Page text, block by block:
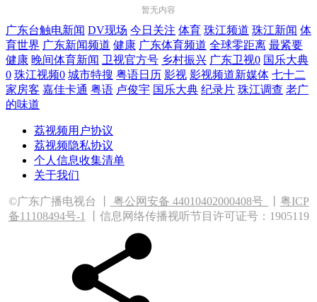
暂无内容
广东台触电新闻 DV现场 今日关注 体育 珠江频道 珠江新闻 体
育世界 广东新闻频道 健康 广东体育频道 全球零距离 最紧要
健康 晚间体育新闻 卫视官方号 乡村振兴 广东卫视0 国乐大典
0 珠江视频0 城市特搜 粤语日历 影视 影视频道新媒体 七十二
家房客 嘉佳卡通 粤语 卢俊宇 国乐大典 纪录片 珠江调查 老广
的味道
荔视频用户协议
荔视频隐私协议
个人信息收集清单
关于我们
©广东广播电视台 丨 粤公网安备 44010402000408号
粤ICP
备11108494号-1
丨信息网络传播视听节目许可证号：1905119